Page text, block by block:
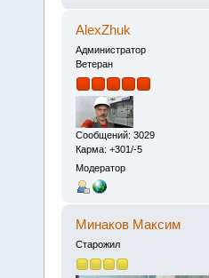
AlexZhuk
Администратор
Ветеран
Сообщений: 3029
Карма: +301/-5
Модератор
Минаков Максим
Старожил